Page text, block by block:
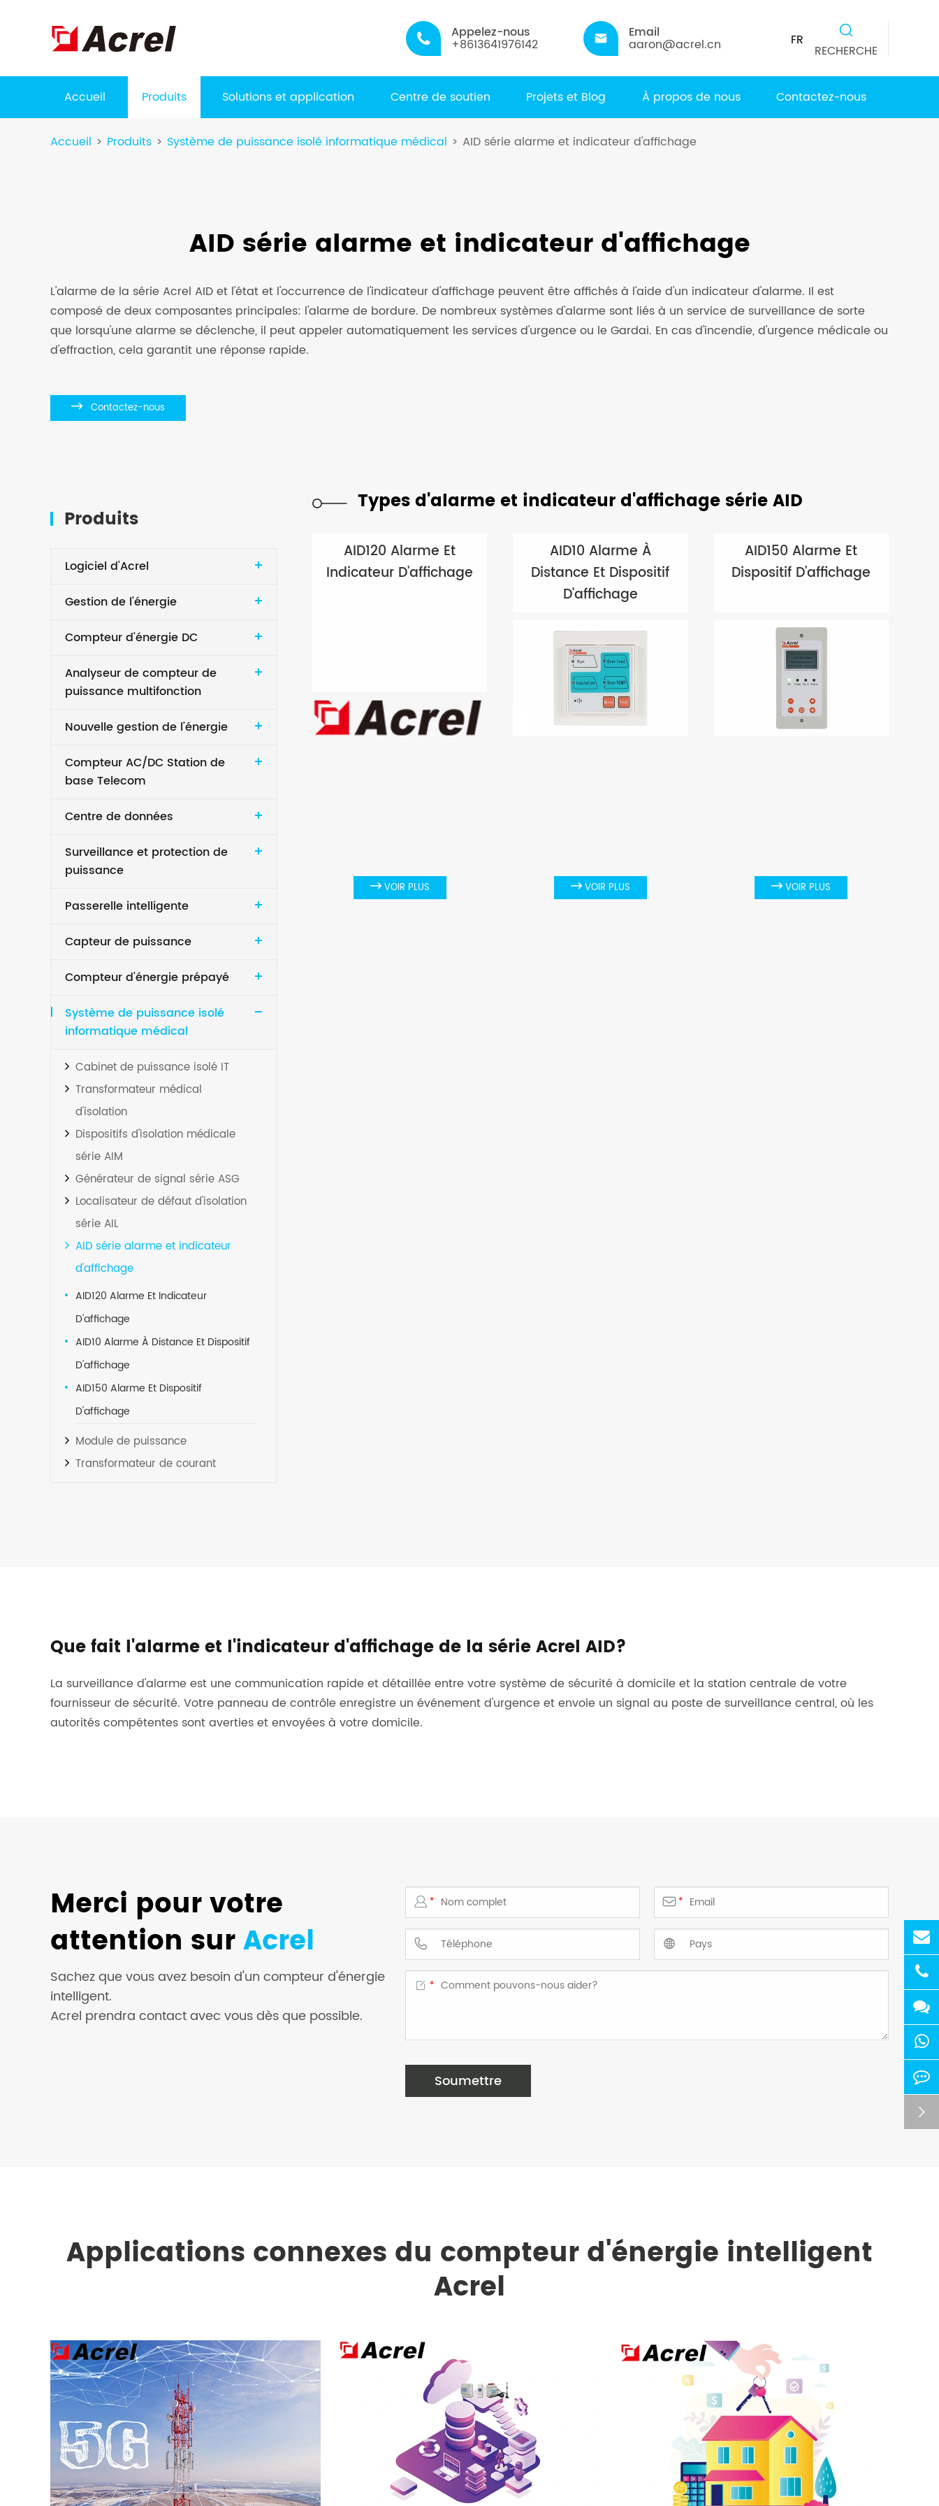
 Appelez-nous
+8613641976142  Email
aaron@acrel.cn FR
RECHERCHE
Accueil Produits Solutions et application Centre de soutien Projets et Blog À propos de nous Contactez-nous
Accueil Produits Système de puissance isolé informatique médical AID série alarme et indicateur d'affichage
AID série alarme et indicateur d'affichage
L'alarme de la série Acrel AID et l'état et l'occurrence de l'indicateur d'affichage peuvent être affichés à l'aide d'un indicateur d'alarme. Il est
composé de deux composantes principales: l'alarme de bordure. De nombreux systèmes d'alarme sont liés à un service de surveillance de sorte
que lorsqu'une alarme se déclenche, il peut appeler automatiquement les services d'urgence ou le Gardai. En cas d'incendie, d'urgence médicale ou
d'effraction, cela garantit une réponse rapide.
 Contactez-nous
Types d'alarme et indicateur d'affichage série AID
AID120 Alarme Et
Indicateur D'affichage
 VOIR PLUS
AID10 Alarme À
Distance Et Dispositif
D'affichage
 VOIR PLUS
AID150 Alarme Et
Dispositif D'affichage
VOIR PLUS
Produits
Logiciel d'Acrel
Gestion de l'énergie
Compteur d'énergie DC
Analyseur de compteur de
puissance multifonction
Nouvelle gestion de l'énergie
Compteur AC/DC Station de
base Telecom
Centre de données
Surveillance et protection de
puissance
Passerelle intelligente
Capteur de puissance
Compteur d'énergie prépayé
Système de puissance isolé
informatique médical
Cabinet de puissance isolé IT
Transformateur médical
d'isolation
Dispositifs d'isolation médicale
série AIM
Générateur de signal série ASG
Localisateur de défaut d'isolation
série AIL
AID série alarme et indicateur
d'affichage
AID120 Alarme Et Indicateur
D'affichage
AID10 Alarme À Distance Et Dispositif
D'affichage
AID150 Alarme Et Dispositif
D'affichage
Module de puissance
Transformateur de courant
Que fait l'alarme et l'indicateur d'affichage de la série Acrel AID?
La surveillance d'alarme est une communication rapide et détaillée entre votre système de sécurité à domicile et la station centrale de votre
fournisseur de sécurité. Votre panneau de contrôle enregistre un événement d'urgence et envoie un signal au poste de surveillance central, où les
autorités compétentes sont averties et envoyées à votre domicile.
Merci pour votre
attention surAcrel
Sachez que vous avez besoin d'un compteur d'énergie
intelligent.
Acrel prendra contact avec vous dès que possible.
* *
 
*
Soumettre
Applications connexes du compteur d'énergie intelligent
Acrel
